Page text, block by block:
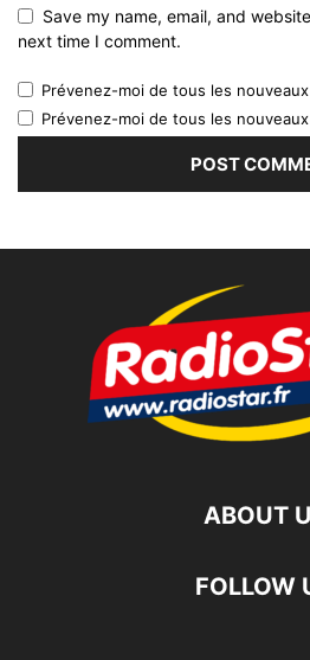
Save my name, email, and
next time I comment.
Prévenez-moi de tous les
Prévenez-moi de tous les
ABOUT
FOLLOW